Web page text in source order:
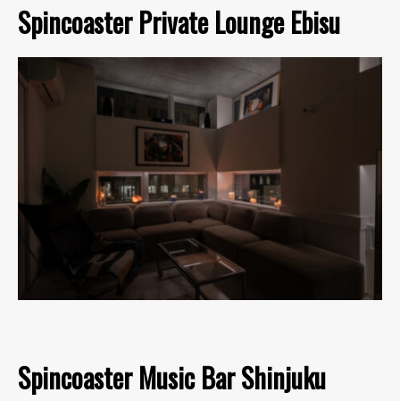
Spincoaster Private Lounge Ebisu
Spincoaster Music Bar Shinjuku